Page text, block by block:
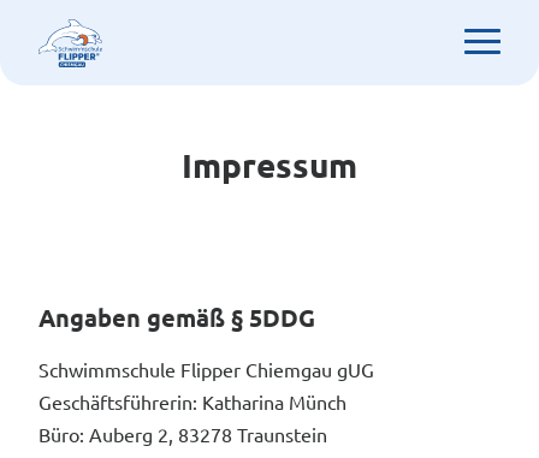
Impressum
Angaben gemäß § 5DDG
Schwimmschule Flipper Chiemgau gUG
Geschäftsführerin: Katharina Münch
Büro: Auberg 2, 83278 Traunstein